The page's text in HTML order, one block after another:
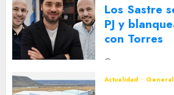
Los Sastre
PJ y
con Torres
2 DE AGOSTO DE 2026
Actualidad